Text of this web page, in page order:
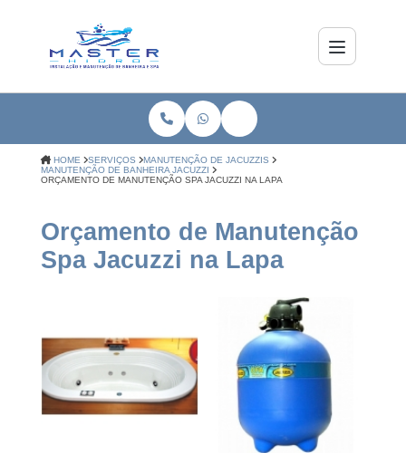
HOME SERVIÇOS
MANUTENÇÃO DE JACUZZIS
MANUTENÇÃO DE BANHEIRA JACUZZI
ORÇAMENTO DE MANUTENÇÃO SPA JACUZZI NA LAPA
Orçamento de Manutenção
Spa Jacuzzi na Lapa